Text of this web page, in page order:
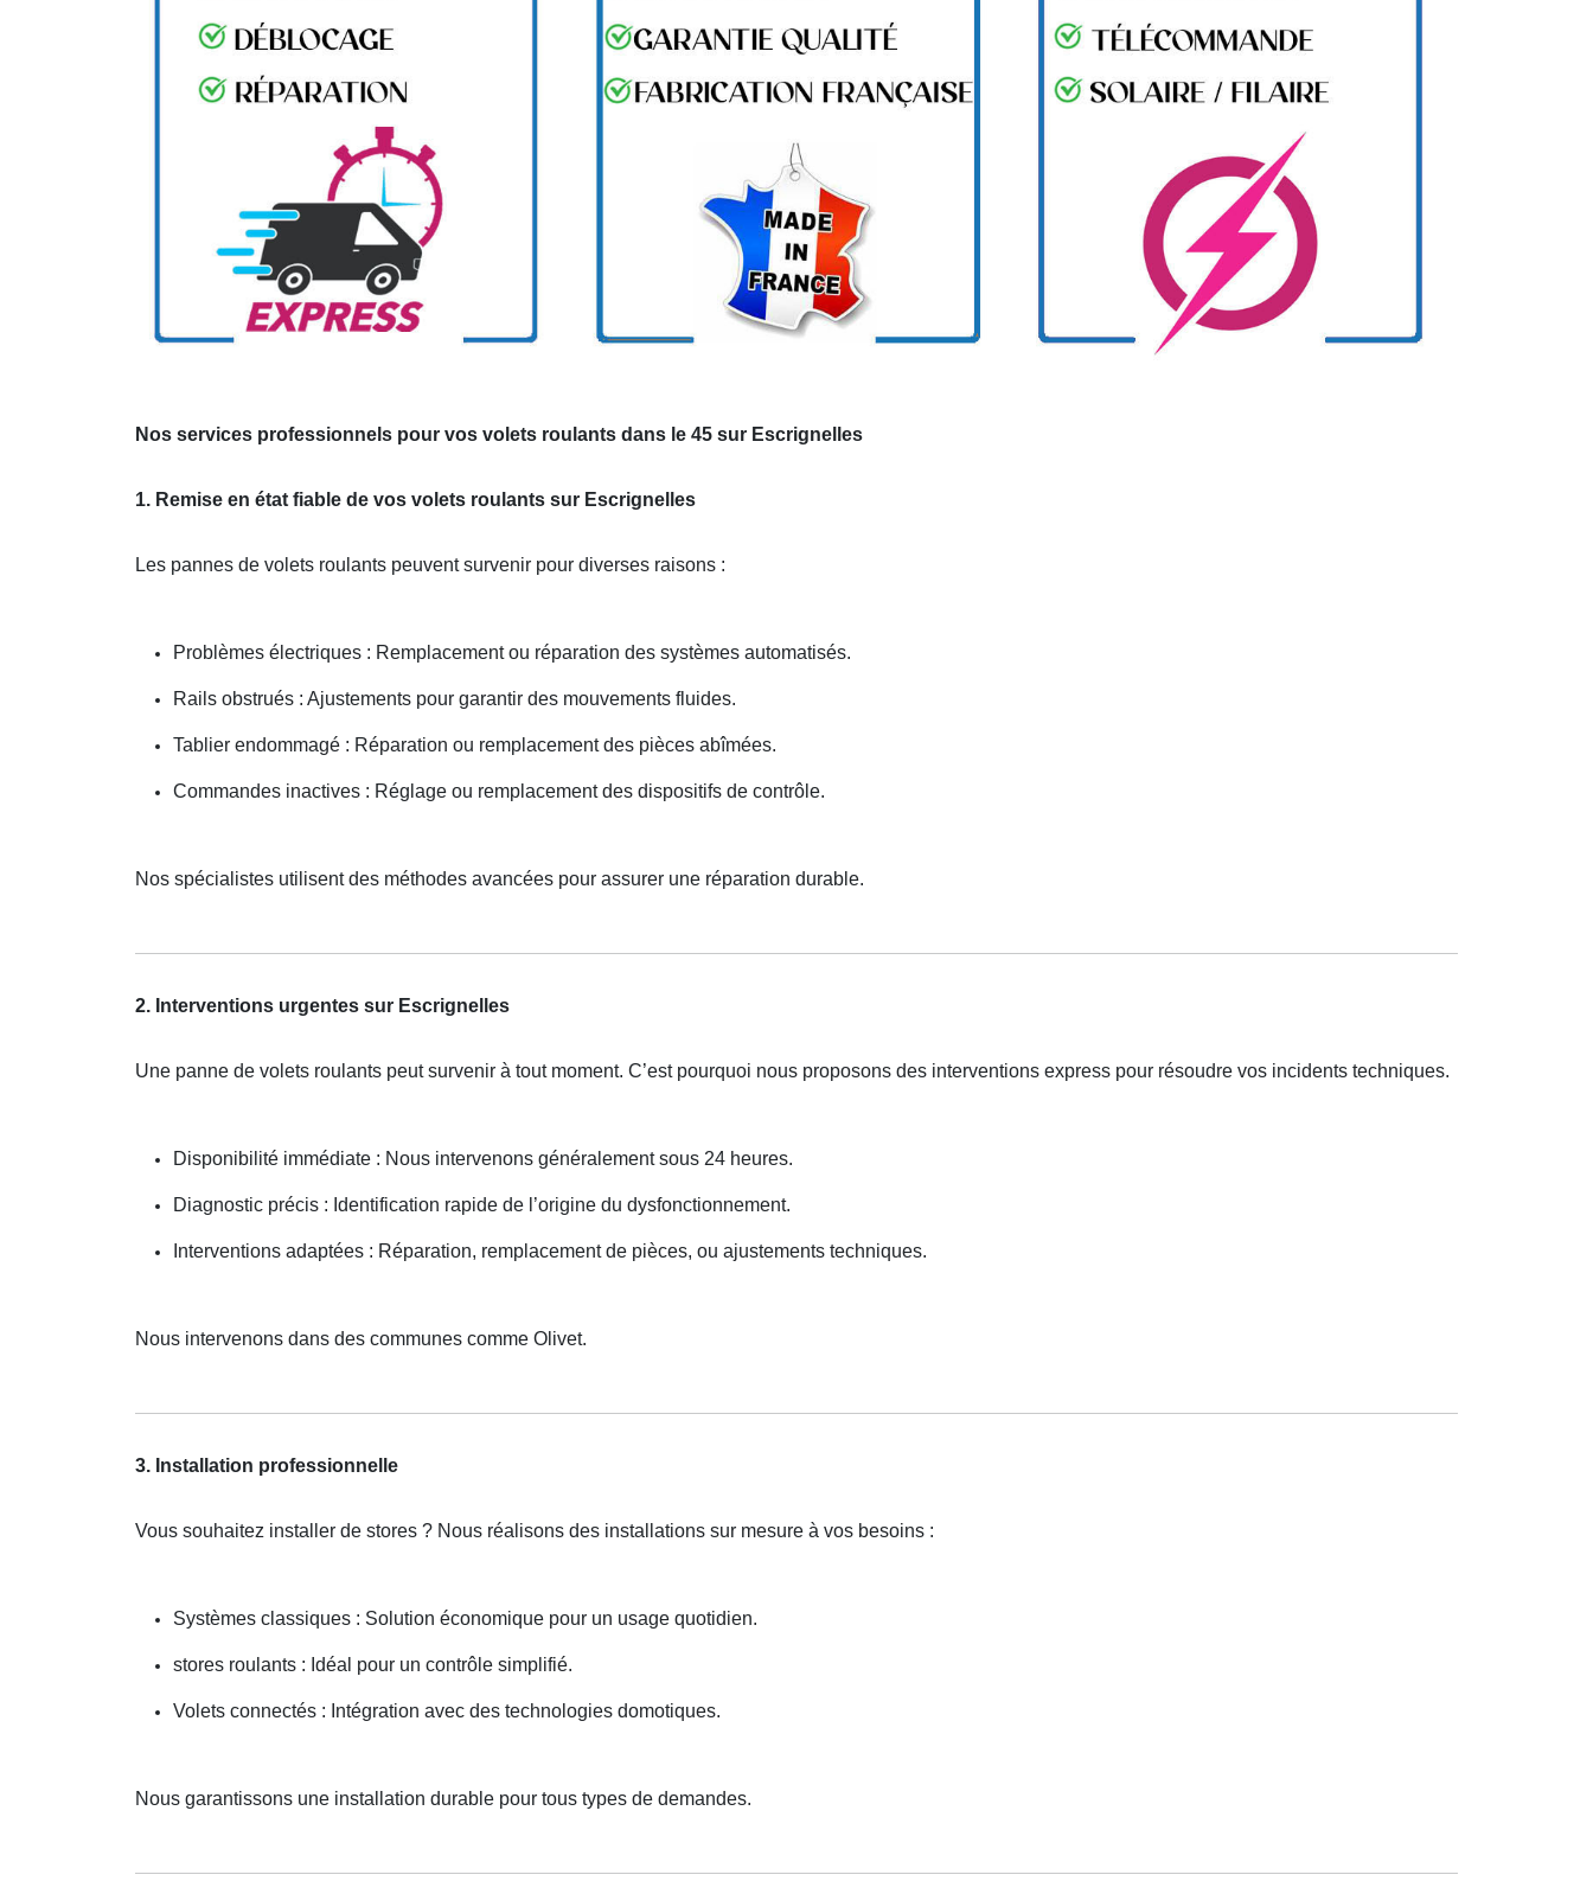
Nos services professionnels pour vos volets roulants dans le 45 sur Escrignelles
1. Remise en état fiable de vos volets roulants sur Escrignelles
Les pannes de volets roulants peuvent survenir pour diverses raisons :
Problèmes électriques : Remplacement ou réparation des systèmes automatisés.
Rails obstrués : Ajustements pour garantir des mouvements fluides.
Tablier endommagé : Réparation ou remplacement des pièces abîmées.
Commandes inactives : Réglage ou remplacement des dispositifs de contrôle.
Nos spécialistes utilisent des méthodes avancées pour assurer une réparation durable.
2. Interventions urgentes sur Escrignelles
Une panne de volets roulants peut survenir à tout moment. C’est pourquoi nous proposons des interventions express pour résoudre vos incidents techniques.
Disponibilité immédiate : Nous intervenons généralement sous 24 heures.
Diagnostic précis : Identification rapide de l’origine du dysfonctionnement.
Interventions adaptées : Réparation, remplacement de pièces, ou ajustements techniques.
Nous intervenons dans des communes comme Olivet.
3. Installation professionnelle
Vous souhaitez installer de stores ? Nous réalisons des installations sur mesure à vos besoins :
Systèmes classiques : Solution économique pour un usage quotidien.
stores roulants : Idéal pour un contrôle simplifié.
Volets connectés : Intégration avec des technologies domotiques.
Nous garantissons une installation durable pour tous types de demandes.